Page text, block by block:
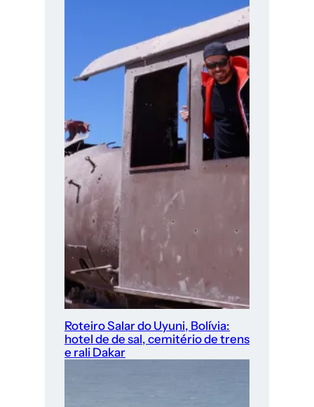
Roteiro Salar do Uyuni, Bolívia:
hotel de de sal, cemitério de trens
e rali Dakar